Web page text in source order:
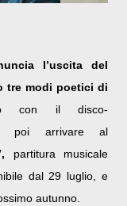
l’uscita del
tre modi poetici di
con il disco-
poi arrivare al
partitura musicale
dal 29 luglio
e
autunno.